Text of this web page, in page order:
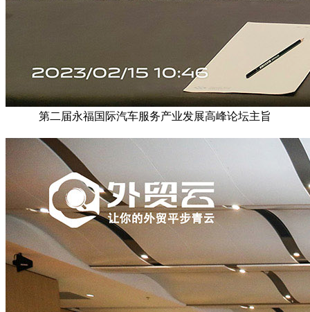
第二届永福国际汽车服务产业发展高峰论坛主旨